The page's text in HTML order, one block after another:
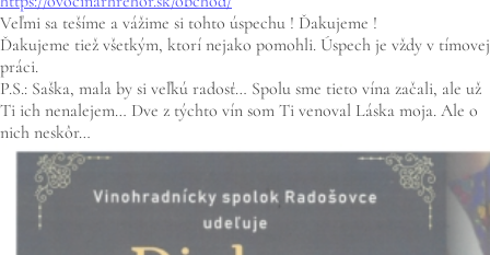
Veľmi sa tešíme a vážime si tohto úspechu ! Ďakujeme !
Ďakujeme tiež všetkým, ktorí nejako pomohli. Úspech je vždy v tímovej
práci.
P.S.: Saška, mala by si veľkú radosť… Spolu sme tieto vína začali, ale už
Ti ich nenalejem… Dve z týchto vín som Ti venoval Láska moja. Ale o
nich neskôr…